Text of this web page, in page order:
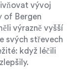
vývoj
of Bergen
výrazně vyšší
svých střevech
když léčili